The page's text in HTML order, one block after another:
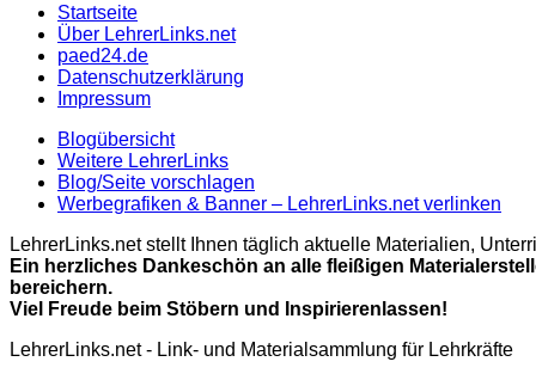
Startseite
Über LehrerLinks.net
paed24.de
Datenschutzerklärung
Impressum
Blogübersicht
Weitere LehrerLinks
Blog/Seite vorschlagen
Werbegrafiken & Banner – LehrerLinks.net verlinken
LehrerLinks.net stellt Ihnen täglich aktuelle Materialien,
Ein herzliches Dankeschön an alle fleißigen
bereichern.
Viel Freude beim Stöbern und Inspirierenlassen!
LehrerLinks.net - Link- und Materialsammlung für Lehrkräfte